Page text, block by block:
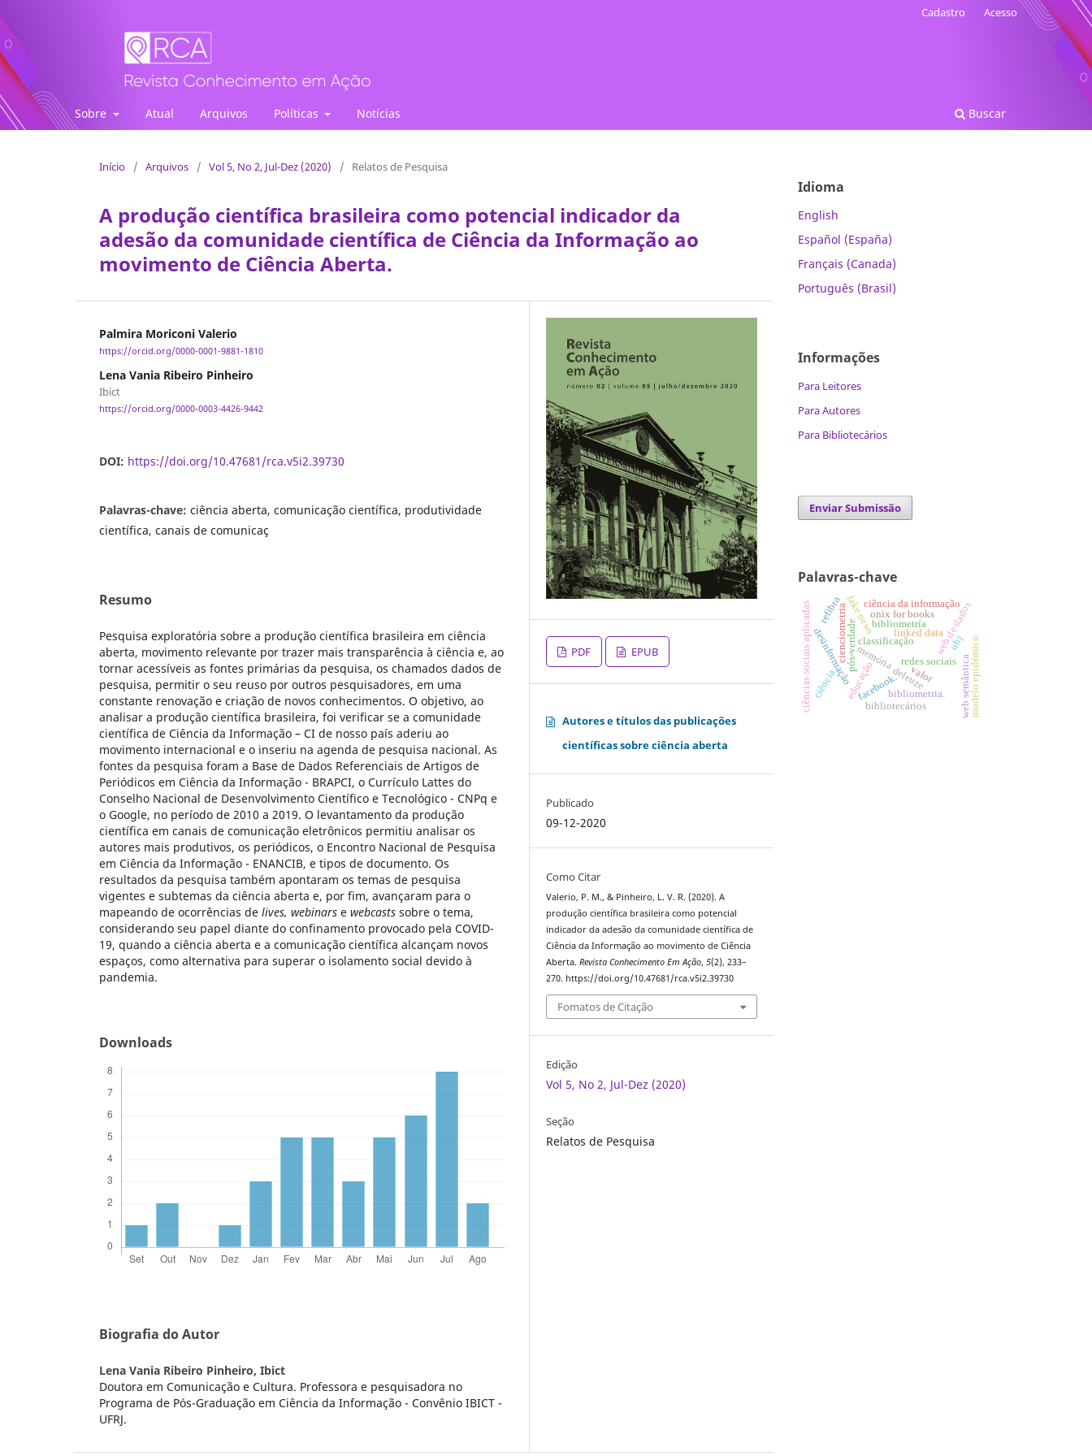
Revista Conhecimento em Ação
Sobre Atual Arquivos Políticas Notícias Buscar
Cadastro Acesso
Início / Arquivos / Vol 5, No 2, Jul-Dez (2020) / Relatos de Pesquisa
A produção científica brasileira como potencial indicador da
adesão da comunidade científica de Ciência da Informação ao
movimento de Ciência Aberta.
Palmira Moriconi Valerio
https://orcid.org/0000-0001-9881-1810
Lena Vania Ribeiro Pinheiro
Ibict
https://orcid.org/0000-0003-4426-9442
DOI: https://doi.org/10.47681/rca.v5i2.39730
Palavras-chave: ciência aberta, comunicação científica, produtividade
científica, canais de comunicaç
Resumo
Pesquisa exploratória sobre a produção científica brasileira em ciência
aberta, movimento relevante por trazer mais transparência à ciência e, ao
tornar acessíveis as fontes primárias da pesquisa, os chamados dados de
pesquisa, permitir o seu reuso por outros pesquisadores, em uma
constante renovação e criação de novos conhecimentos. O objetivo, ao
analisar a produção científica brasileira, foi verificar se a comunidade
científica de Ciência da Informação – CI de nosso país aderiu ao
movimento internacional e o inseriu na agenda de pesquisa nacional. As
fontes da pesquisa foram a Base de Dados Referenciais de Artigos de
Periódicos em Ciência da Informação - BRAPCI, o Currículo Lattes do
Conselho Nacional de Desenvolvimento Científico e Tecnológico - CNPq e
o Google, no período de 2010 a 2019. O levantamento da produção
científica em canais de comunicação eletrônicos permitiu analisar os
autores mais produtivos, os periódicos, o Encontro Nacional de Pesquisa
em Ciência da Informação - ENANCIB, e tipos de documento. Os
resultados da pesquisa também apontaram os temas de pesquisa
vigentes e subtemas da ciência aberta e, por fim, avançaram para o
mapeando de ocorrências de lives, webinars e webcasts sobre o tema,
considerando seu papel diante do confinamento provocado pela COVID-
19, quando a ciência aberta e a comunicação científica alcançam novos
espaços, como alternativa para superar o isolamento social devido à
pandemia.
Downloads
Biografia do Autor
Lena Vania Ribeiro Pinheiro, Ibict
Doutora em Comunicação e Cultura. Professora e pesquisadora no
Programa de Pós-Graduação em Ciência da Informação - Convênio IBICT -
UFRJ.
PDF EPUB
Autores e títulos das publicações
científicas sobre ciência aberta
Publicado
09-12-2020
Como Citar
Valerio, P. M., & Pinheiro, L. V. R. (2020). A
produção científica brasileira como potencial
indicador da adesão da comunidade científica de
Ciência da Informação ao movimento de Ciência
Aberta.Revista Conhecimento Em Ação,5(2), 233–
270. https://doi.org/10.47681/rca.v5i2.39730
Fomatos de Citação
Edição
Vol 5, No 2, Jul-Dez (2020)
Seção
Relatos de Pesquisa
Idioma
English
Español (España)
Français (Canada)
Português (Brasil)
Informações
Para Leitores
Para Autores
Para Bibliotecários
Enviar Submissão
Palavras-chave
memória redes sociais
facebook.
linked data
web semântica
web de dados
classificação
fake news
pós-verdade
desinformação
bibliotecários
deleuze
ciência da informação
educação bibliometria.
ciências sociais aplicadas ufrj
bibliometría
cienciometria
modelo epidémico
ciência
refibra
valor
onix for books